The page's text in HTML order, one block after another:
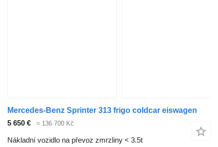
Mercedes-Benz Sprinter 313 frigo coldcar eiswagen
5 650 €
≈ 136 700 Kč
Nákladní vozidlo na převoz zmrzliny < 3.5t